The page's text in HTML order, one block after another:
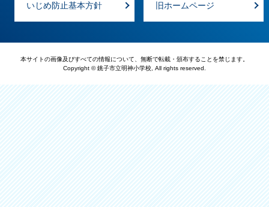
いじめ防止基本方針 旧ホームページ
本サイトの画像及びすべての情報について、無断で転載・頒布することを禁じます。
Copyright © 銚子市立明神小学校, All rights reserved.